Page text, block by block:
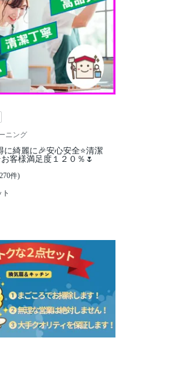
ニング
に綺麗に🎉安心安全⭐清潔
お客様満足度１２０％🌷
件)